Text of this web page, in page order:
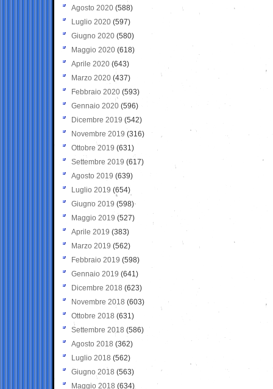
Agosto 2020 (588)
Luglio 2020 (597)
Giugno 2020 (580)
Maggio 2020 (618)
Aprile 2020 (643)
Marzo 2020 (437)
Febbraio 2020 (593)
Gennaio 2020 (596)
Dicembre 2019 (542)
Novembre 2019 (316)
Ottobre 2019 (631)
Settembre 2019 (617)
Agosto 2019 (639)
Luglio 2019 (654)
Giugno 2019 (598)
Maggio 2019 (527)
Aprile 2019 (383)
Marzo 2019 (562)
Febbraio 2019 (598)
Gennaio 2019 (641)
Dicembre 2018 (623)
Novembre 2018 (603)
Ottobre 2018 (631)
Settembre 2018 (586)
Agosto 2018 (362)
Luglio 2018 (562)
Giugno 2018 (563)
Maggio 2018 (634)